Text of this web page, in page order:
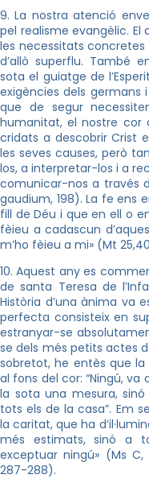
9. La nostra atenció
pel realisme evangèlic.
les necessitats concretes
d’allò superflu. També
sota el guiatge de
exigències dels germans
que de segur
humanitat, el nostre cor
cridats a descobrir Crist
les seves causes, però
los, a interpretar-los i a
comunicar-nos a través
gaudium, 198). La fe ens
fill de Déu i que en ell o
fèieu a cadascun
m’ho fèieu a mi» (Mt
10. Aquest any es
de santa Teresa de
Història d’una ànima va
perfecta consisteix en
estranyar-se
se dels més petits actes
sobretot, he entès que
al fons del cor: “Ningú,
la sota una mesura,
tots els de la casa”. Em
la caritat, que ha
més estimats, sinó a
exceptuar ningú» (Ms C,
287-288).